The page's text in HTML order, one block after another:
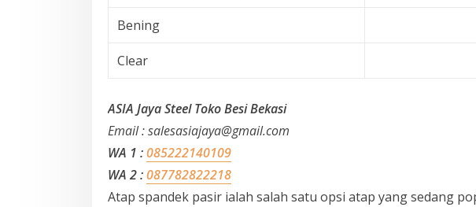
Bening
Clear
ASIA Jaya Steel Toko Besi Bekasi
Email : salesasiajaya@gmail.com
WA 1 :085222140109
WA 2 :087782822218
Atap spandek pasir ialah salah satu opsi atap yang sedang